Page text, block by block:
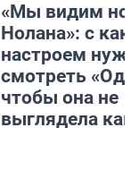
«Мы видим
Нолана»: с
настроем
смотреть
чтобы она не
выглядела как